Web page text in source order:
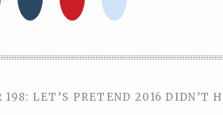
198: LET’S PRETEND 2016 DIDN’T